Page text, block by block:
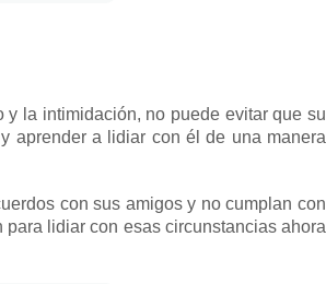
la intimidación, no puede evitar que su
aprender a lidiar con él de una manera
con sus amigos y no cumplan con
lidiar con esas circunstancias ahora